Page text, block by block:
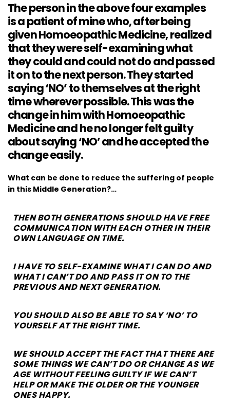
The person in the above four examples
is a patient of mine who, after being
given Homoeopathic Medicine, realized
that they were self-examining what
they could and could not do and passed
it on to the next person. They started
saying ‘NO’ to themselves at the right
time wherever possible. This was the
change in him with Homoeopathic
Medicine and he no longer felt guilty
about saying ‘NO’ and he accepted the
change easily.
What can be done to reduce the suffering of people
in this Middle Generation?…
THEN BOTH GENERATIONS SHOULD HAVE FREE
COMMUNICATION WITH EACH OTHER IN THEIR
OWN LANGUAGE ON TIME.
I HAVE TO SELF-EXAMINE WHAT I CAN DO AND
WHAT I CAN’T DO AND PASS IT ON TO THE
PREVIOUS AND NEXT GENERATION.
YOU SHOULD ALSO BE ABLE TO SAY ‘NO’ TO
YOURSELF AT THE RIGHT TIME.
WE SHOULD ACCEPT THE FACT THAT THERE ARE
SOME THINGS WE CAN’T DO OR CHANGE AS WE
AGE WITHOUT FEELING GUILTY IF WE CAN’T
HELP OR MAKE THE OLDER OR THE YOUNGER
ONES HAPPY.